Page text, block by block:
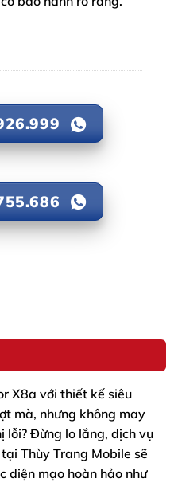
X8a với thiết kế siêu
mà, nhưng không may
lỗi? Đừng lo lắng, dịch vụ
tại Thùy Trang Mobile sẽ
diện mạo hoàn hảo như